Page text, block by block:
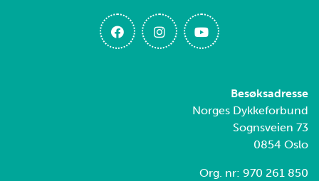
Besøksadresse
Norges Dykkeforbund
Sognsveien 73
0854 Oslo
Org. nr: 970 261 850